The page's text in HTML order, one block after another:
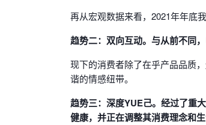
再从宏观数据来看，2021年年底
趋势二：双向互动。与从前不同
现下的消费者除了在乎产品品质
谐的情感纽带。
趋势三：深度YUE己。经过了重
健康，并正在调整其消费理念和